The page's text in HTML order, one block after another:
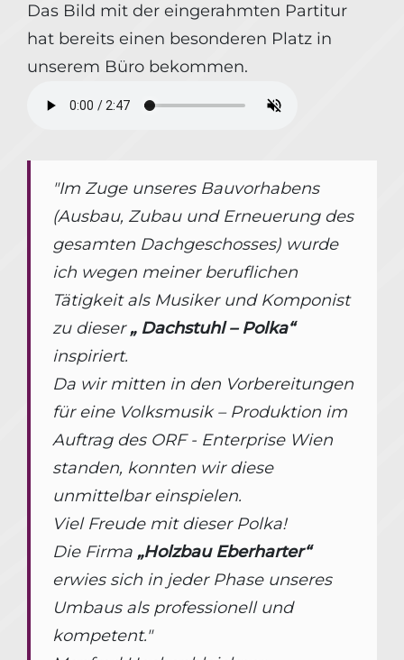
Das Bild mit der eingerahmten Partitur
hat bereits einen besonderen Platz in
unserem Büro bekommen.
"Im Zuge unseres Bauvorhabens
(Ausbau, Zubau und Erneuerung des
gesamten Dachgeschosses) wurde
ich wegen meiner beruflichen
Tätigkeit als Musiker und Komponist
zu dieser„ Dachstuhl – Polka“
inspiriert.
Da wir mitten in den Vorbereitungen
für eine Volksmusik – Produktion im
Auftrag des ORF - Enterprise Wien
standen, konnten wir diese
unmittelbar einspielen.
Viel Freude mit dieser Polka!
Die Firma „Holzbau Eberharter“
erwies sich in jeder Phase unseres
Umbaus als professionell und
kompetent."